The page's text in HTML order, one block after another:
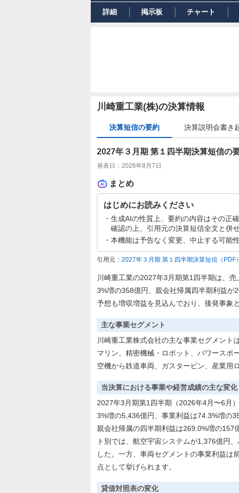
詳細 掲示板 チャート
川崎重工業(株)の決算情報
決算短信の要約 決算説明会書き
2027年３月期 第１四半期決算短信の
発表日： 2026年8月7日
まとめ
はじめにお読みください
生成AIの性質上、要約の内容はその正
確認の上、引用元の決算短信全文と併
本機能は予告なく変更、中止する可能
引用元： 2027年３月期 第１四半期決算短信 （PDF）
川崎重工業の2027年3月期第1四半期は、
3%増の358億円、親会社帰属四半期利益が
予想も増収増益を見込んでおり、後発事象
主な事業セグメント
川崎重工業株式会社の主な事業セグメント
マリン、精密機械・ロボット、パワースポ
空機から鉄道車両、ガスタービン、産業用
当決算における事業や経営成績の主な変化
2027年3月期第1四半期（2026年4月〜6月
3%増の5,436億円、事業利益は74.3%増の
親会社帰属の四半期利益は269.0%増の157
ト別では、航空宇宙システムが1,376億円
した。一方、車両セグメントの事業利益は
点として挙げられます。
貸借対照表の変化